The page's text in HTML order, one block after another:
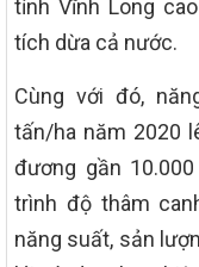
tỉnh Vĩnh Long
tích dừa cả nước.
Cùng với đó,
tấn/ha năm 2020
đương gần
trình độ thâm
năng suất, sản